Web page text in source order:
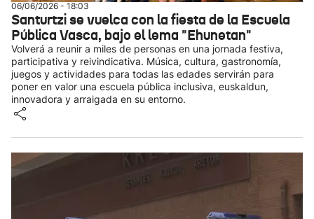
06/06/2026 - 18:03
Santurtzi se vuelca con la fiesta de la Escuela
Pública Vasca, bajo el lema "Ehunetan"
Volverá a reunir a miles de personas en una jornada festiva,
participativa y reivindicativa. Música, cultura, gastronomía,
juegos y actividades para todas las edades servirán para
poner en valor una escuela pública inclusiva, euskaldun,
innovadora y arraigada en su entorno.